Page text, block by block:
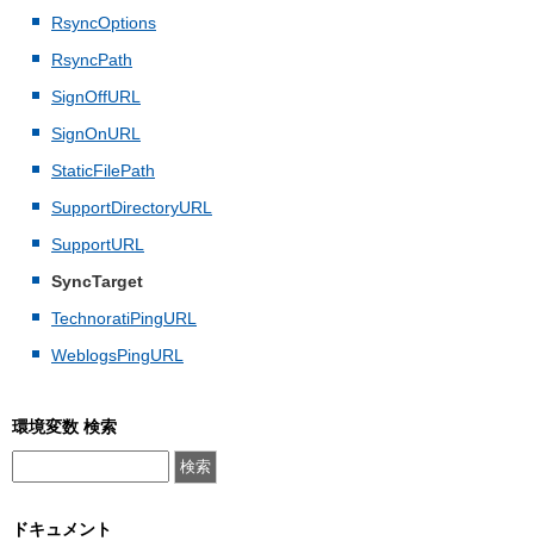
RsyncOptions
RsyncPath
SignOffURL
SignOnURL
StaticFilePath
SupportDirectoryURL
SupportURL
SyncTarget
TechnoratiPingURL
WeblogsPingURL
環境変数 検索
ドキュメント